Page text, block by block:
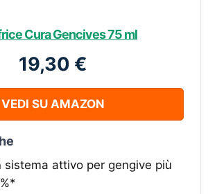
Cura Gencives 75 ml
19,30 €
VEDI SU AMAZON
sistema attivo per gengive più